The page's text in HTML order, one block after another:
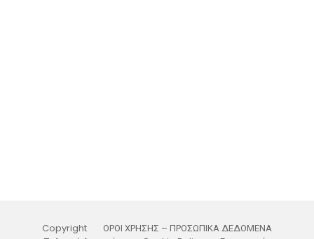
Copyright
ΟΡΟΙ ΧΡΗΣΗΣ – ΠΡΟΣΩΠΙΚΑ ΔΕΔΟΜΕΝΑ